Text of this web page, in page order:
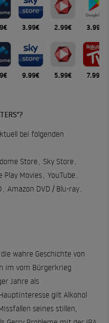
3.99€ 2.99€ 3.99€
9.99€ 5.99€ 7.99€
bei folgenden
Store , Sky Store ,
Play Movies, YouTube ,
, Amazon DVD / Blu-ray,
wahre Geschichte von
im vom Bürgerkrieg
Jahre als
gilt Alkohol
seines stillen,